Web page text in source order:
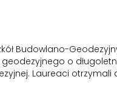
Budowlano-
o
Laureaci otrzymali